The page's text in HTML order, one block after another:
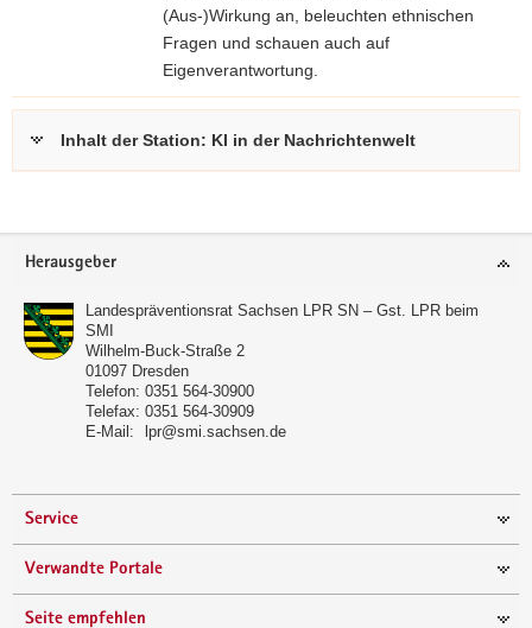
(Aus-)Wirkung an, beleuchten ethnischen
Fragen und schauen auch auf
Eigenverantwortung.
Inhalt der Station: KI in der Nachrichtenwelt
Footer-
Herausgeber
Landespräventionsrat Sachsen LPR SN – Gst. LPR beim
SMI
Wilhelm-Buck-Straße 2
01097 Dresden
Telefon: 0351 564-30900
Telefax: 0351 564-30909
E-Mail:
lpr@smi.sachsen.de
Service
Verwandte Portale
Seite empfehlen